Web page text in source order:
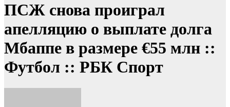
ПСЖ снова проиграл
апелляцию о выплате долга
Мбаппе в размере €55 млн ::
Футбол :: РБК Спорт